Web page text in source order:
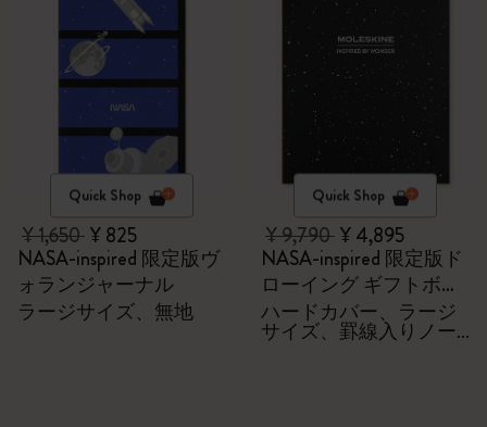
Quick Shop
¥ 1,650¥ 825
NASA-inspired 限定版ヴ
ォランジャーナル
ラージサイズ、無地
Quick Shop
¥ 9,790¥ 4,895
NASA-inspired 限定版ド
ローイング ギフトボッ
クス
ハードカバー、ラージ
サイズ、罫線入りノー
トブック。ブラックウ